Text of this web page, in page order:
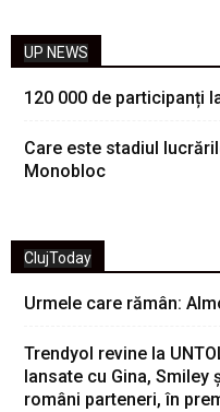
UP NEWS
120 000 de participanți
Care este stadiul
Monobloc
ClujToday
Urmele care rămân:
Trendyol revine la
lansate cu Gina,
români parteneri, în